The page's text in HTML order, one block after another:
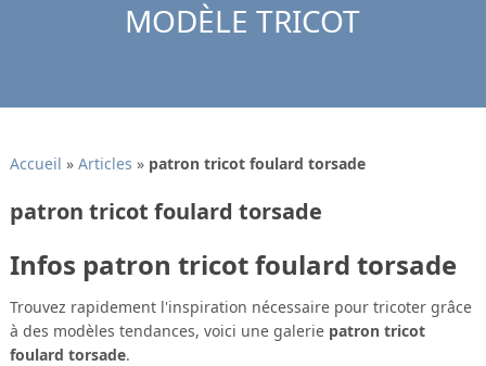
MODÈLE TRICOT
Accueil » Articles » patron tricot foulard torsade
patron tricot foulard torsade
Infos patron tricot foulard torsade
Trouvez rapidement l'inspiration nécessaire pour tricoter grâce
à des modèles tendances, voici une galerie patron tricot
foulard torsade.